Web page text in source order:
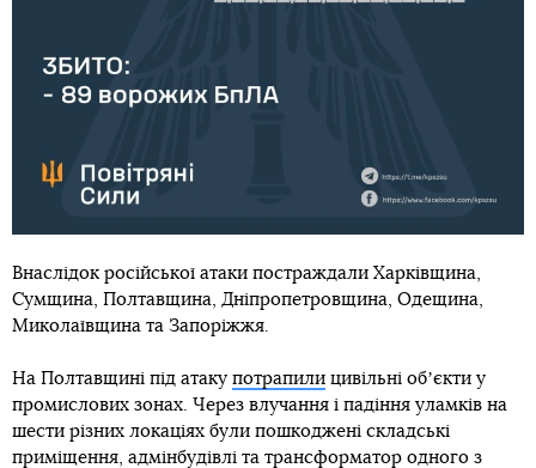
Внаслідок російської атаки постраждали Харківщина,
Сумщина, Полтавщина, Дніпропетровщина, Одещина,
Миколаївщина та Запоріжжя.
На Полтавщині під атаку потрапили цивільні обʼєкти у
промислових зонах. Через влучання і падіння уламків на
шести різних локаціях були пошкоджені складські
приміщення, адмінбудівлі та трансформатор одного з